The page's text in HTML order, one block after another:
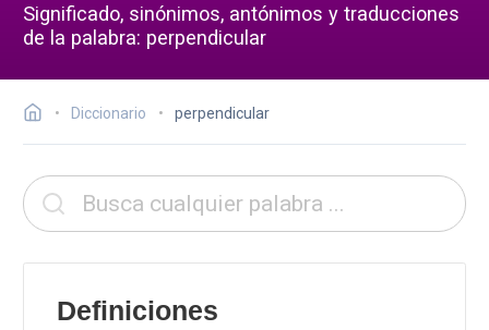
Significado, sinónimos, antónimos y traducciones
de la palabra: perpendicular
Diccionario perpendicular
Definiciones